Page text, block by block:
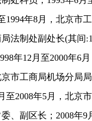
1994年8月，北京市
法制处副处长(其间
年12月至2000年6
市工商局机场分局
至2008年5月，北京
、副区长；2008年